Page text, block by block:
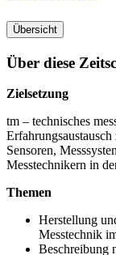
Übersicht
Über diese
Zielsetzung
tm – technisches
Sensoren,
Messtechnikern in
Themen
Herstellung
Messtechnik
Beschreibung